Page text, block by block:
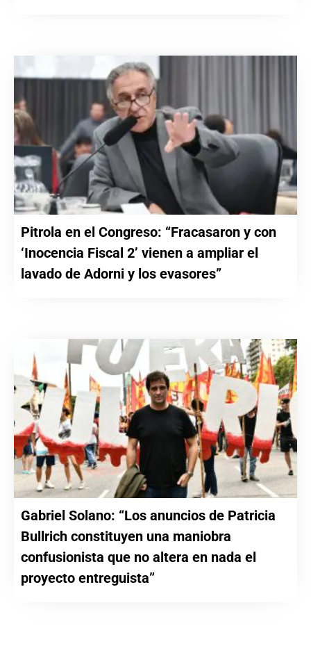
Pitrola en el Congreso: “Fracasaron y con
‘Inocencia Fiscal 2’ vienen a ampliar el
lavado de Adorni y los evasores”
Gabriel Solano: “Los anuncios de Patricia
Bullrich constituyen una maniobra
confusionista que no altera en nada el
proyecto entreguista”